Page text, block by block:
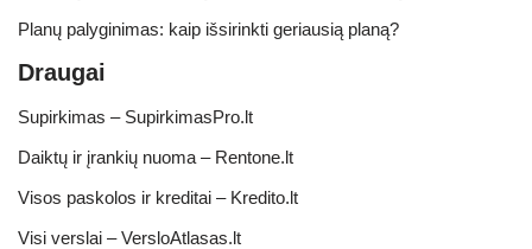
Planų palyginimas: kaip išsirinkti geriausią planą?
Draugai
Supirkimas – SupirkimasPro.lt
Daiktų ir įrankių nuoma – Rentone.lt
Visos paskolos ir kreditai – Kredito.lt
Visi verslai – VersloAtlasas.lt